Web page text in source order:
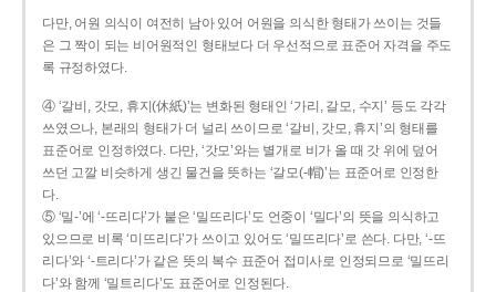
다만, 어원 의식이 여전히 남아 있어 어원을 의식한 형태가 쓰이는 것들
은 그 짝이 되는 비어원적인 형태보다 더 우선적으로 표준어 자격을 주도
록 규정하였다.
④ ‘갈비, 갓모, 휴지(休紙)’는 변화된 형태인 ‘가리, 갈모, 수지’ 등도 각각
쓰였으나, 본래의 형태가 더 널리 쓰이므로 ‘갈비, 갓모, 휴지’의 형태를
표준어로 인정하였다. 다만, ‘갓모’와는 별개로 비가 올 때 갓 위에 덮어
쓰던 고깔 비슷하게 생긴 물건을 뜻하는 ‘갈모(-帽)’는 표준어로 인정한
다.
⑤ ‘밀-’에 ‘-뜨리다’가 붙은 ‘밀뜨리다’도 언중이 ‘밀다’의 뜻을 의식하고
있으므로 비록 ‘미뜨리다’가 쓰이고 있어도 ‘밀뜨리다’로 쓴다. 다만, ‘-뜨
리다’와 ‘-트리다’가 같은 뜻의 복수 표준어 접미사로 인정되므로 ‘밀뜨리
다’와 함께 ‘밀트리다’도 표준어로 인정된다.